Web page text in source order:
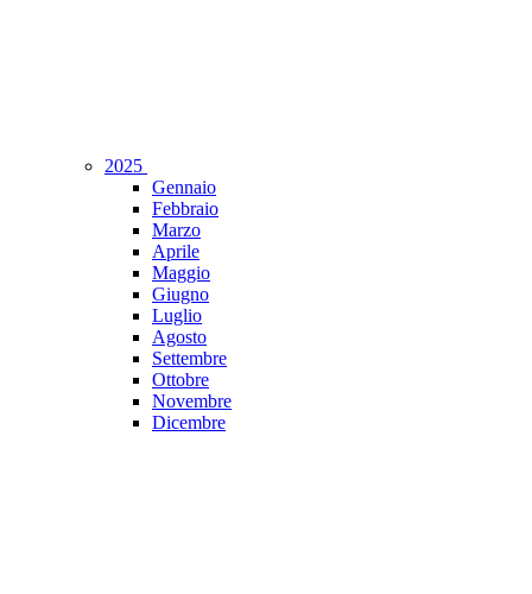
2025
Gennaio
Febbraio
Marzo
Aprile
Maggio
Giugno
Luglio
Agosto
Settembre
Ottobre
Novembre
Dicembre